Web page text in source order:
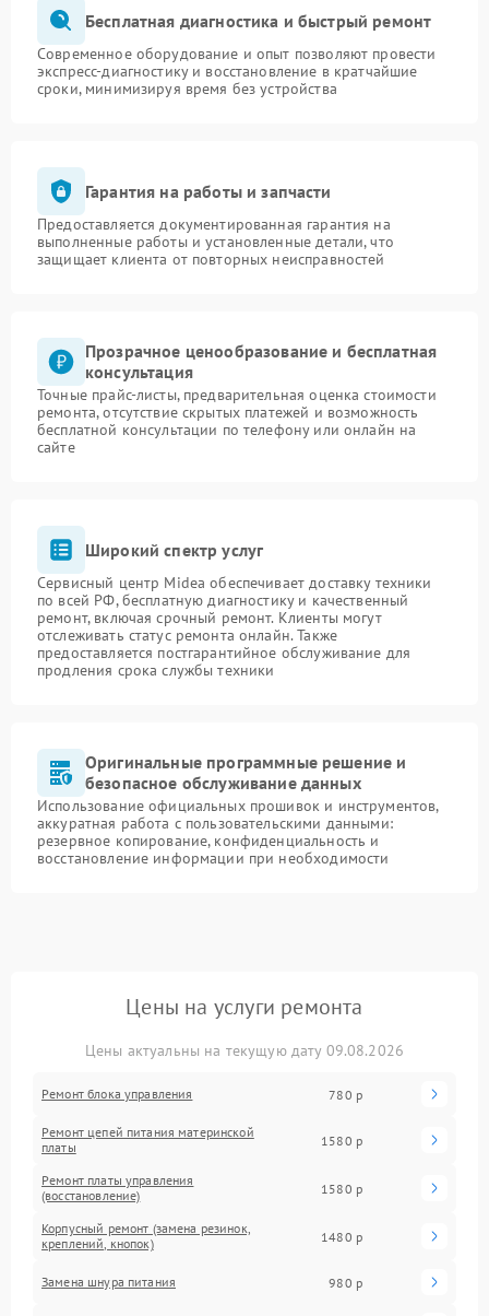
Бесплатная диагностика и быстрый ремонт
Современное оборудование и опыт позволяют провести
экспресс-диагностику и восстановление в кратчайшие
сроки, минимизируя время без устройства
Гарантия на работы и запчасти
Предоставляется документированная гарантия на
выполненные работы и установленные детали, что
защищает клиента от повторных неисправностей
Прозрачное ценообразование и бесплатная
консультация
Точные прайс-листы, предварительная оценка стоимости
ремонта, отсутствие скрытых платежей и возможность
бесплатной консультации по телефону или онлайн на
сайте
Широкий спектр услуг
Сервисный центр Midea обеспечивает доставку техники
по всей РФ, бесплатную диагностику и качественный
ремонт, включая срочный ремонт. Клиенты могут
отслеживать статус ремонта онлайн. Также
предоставляется постгарантийное обслуживание для
продления срока службы техники
Оригинальные программные решение и
безопасное обслуживание данных
Использование официальных прошивок и инструментов,
аккуратная работа с пользовательскими данными:
резервное копирование, конфиденциальность и
восстановление информации при необходимости
Цены на услуги ремонта
Цены актуальны на текущую дату 09.08.2026
Ремонт блока управления 780 р
Ремонт цепей питания материнской
платы
1580 р
Ремонт платы управления
(восстановление)
1580 р
Корпусный ремонт (замена резинок,
креплений, кнопок)
1480 р
Замена шнура питания 980 р